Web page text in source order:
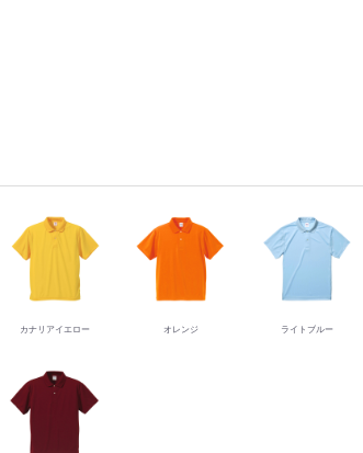
カナリアイエロー オレンジ ライトブルー